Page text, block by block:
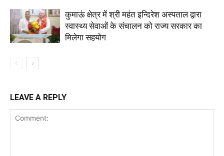
कुमाऊं क्षेत्र में श्री महंत इन्दिरेश अस्पताल द्वारा
स्वास्थ्य सेवाओं के संचालन को राज्य सरकार का
मिलेगा सहयोग
LEAVE A REPLY